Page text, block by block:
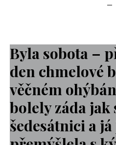
Byla sobota –
den chmelové
věčném
bolely záda jak
šedesátnici a